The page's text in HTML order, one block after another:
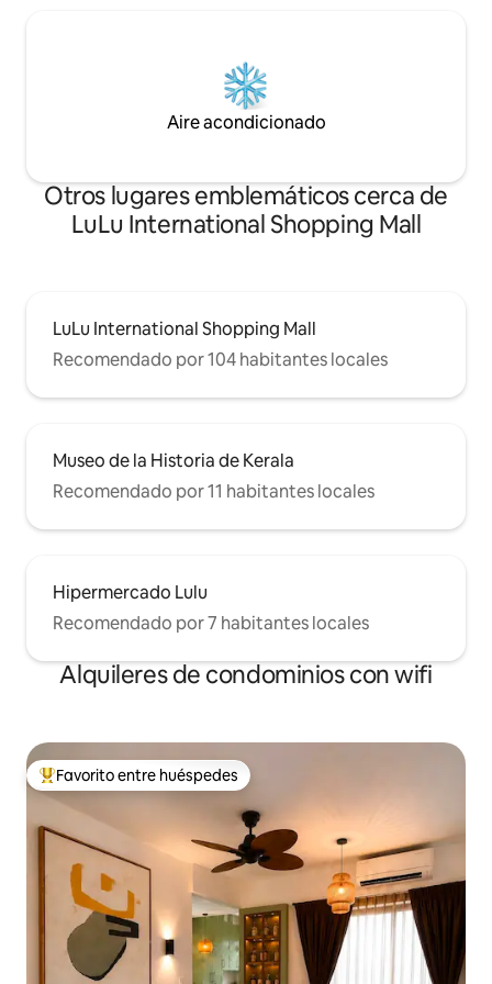
Aire acondicionado
Otros lugares emblemáticos cerca de
LuLu International Shopping Mall
LuLu International Shopping Mall
Recomendado por 104 habitantes locales
Museo de la Historia de Kerala
Recomendado por 11 habitantes locales
Hipermercado Lulu
Recomendado por 7 habitantes locales
Alquileres de condominios con wifi
De los mejores en Favorito entre huéspedes
Favorito entre huéspedes